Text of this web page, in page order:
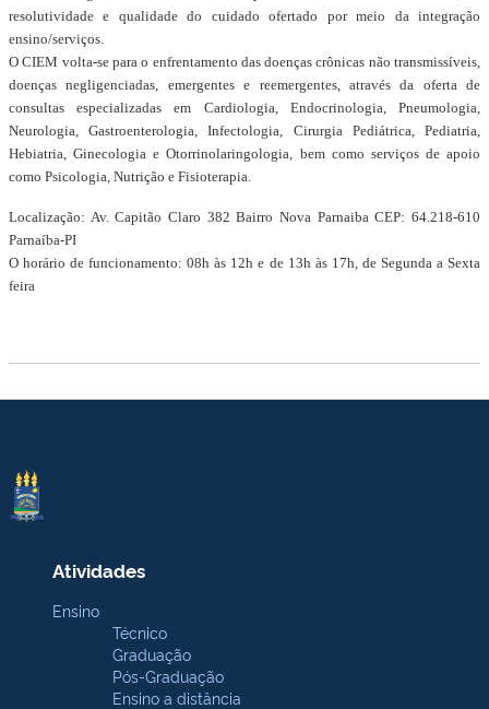
resolutividade e qualidade do cuidadoofertado por meio da integração
ensino/serviços.
O CIEM volta-se para o enfrentamento das doenças crônicas não transmissíveis,
doenças negligenciadas, emergentes e reemergentes, através da oferta de
consultas especializadas em Cardiologia, Endocrinologia, Pneumologia,
Neurologia, Gastroenterologia, Infectologia, Cirurgia Pediátrica, Pediatria,
Hebiatria, Ginecologia e Otorrinolaringologia, bem como serviços de apoio
como Psicologia, Nutrição e Fisioterapia.
Localização: Av. Capitão Claro 382 Bairro Nova Parnaiba CEP: 64.218-610
Parnaíba-PI
O horário de funcionamento: 08h às 12h e de 13h às 17h, de Segunda a Sexta
feira
Atividades
Ensino
Técnico
Graduação
Pós-Graduação
Ensino a distância